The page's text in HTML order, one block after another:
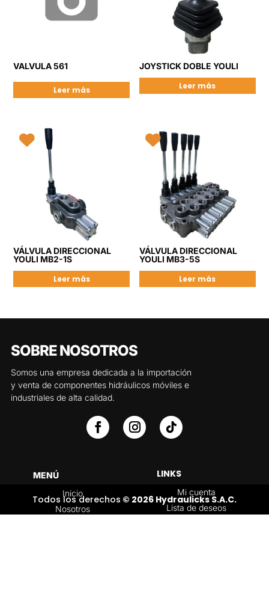
VALVULA 561
Leer más
JOYSTICK DOBLE YOULI
Leer más
VÁLVULA DIRECCIONAL
YOULI MB2-1S
Leer más
VÁLVULA DIRECCIONAL
YOULI MB3-5S
Leer más
SOBRE NOSOTROS
Somos una empresa dedicada a la importación
y venta de componentes hidráulicos móviles e
industriales de alta calidad.
MENÚ
Inicio
Nosotros
LINKS
Mi cuenta
Lista de deseos
Todos los derechos © 2026 Hydraulicks S.A.C.